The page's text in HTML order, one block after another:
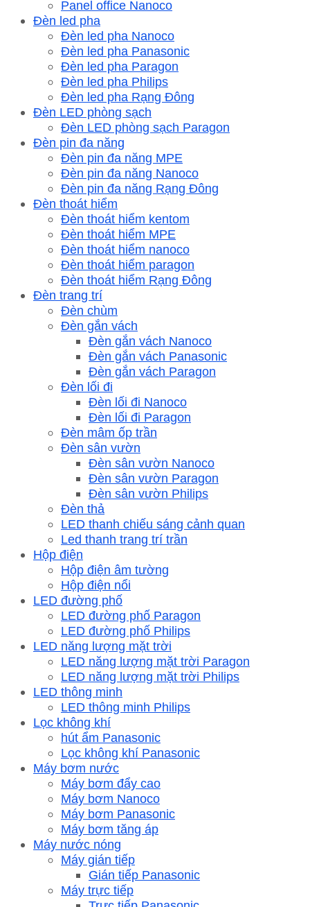
Panel office Nanoco
Đèn led pha
Đèn led pha Nanoco
Đèn led pha Panasonic
Đèn led pha Paragon
Đèn led pha Philips
Đèn led pha Rạng Đông
Đèn LED phòng sạch
Đèn LED phòng sạch Paragon
Đèn pin đa năng
Đèn pin đa năng MPE
Đèn pin đa năng Nanoco
Đèn pin đa năng Rạng Đông
Đèn thoát hiểm
Đèn thoát hiểm kentom
Đèn thoát hiểm MPE
Đèn thoát hiểm nanoco
Đèn thoát hiểm paragon
Đèn thoát hiểm Rạng Đông
Đèn trang trí
Đèn chùm
Đèn gắn vách
Đèn gắn vách Nanoco
Đèn gắn vách Panasonic
Đèn gắn vách Paragon
Đèn lối đi
Đèn lối đi Nanoco
Đèn lối đi Paragon
Đèn mâm ốp trần
Đèn sân vườn
Đèn sân vườn Nanoco
Đèn sân vườn Paragon
Đèn sân vườn Philips
Đèn thả
LED thanh chiếu sáng cảnh quan
Led thanh trang trí trần
Hộp điện
Hộp điện âm tường
Hộp điện nổi
LED đường phố
LED đường phố Paragon
LED đường phố Philips
LED năng lượng mặt trời
LED năng lượng mặt trời Paragon
LED năng lượng mặt trời Philips
LED thông minh
LED thông minh Philips
Lọc không khí
hút ẩm Panasonic
Lọc không khí Panasonic
Máy bơm nước
Máy bơm đẩy cao
Máy bơm Nanoco
Máy bơm Panasonic
Máy bơm tăng áp
Máy nước nóng
Máy gián tiếp
Gián tiếp Panasonic
Máy trực tiếp